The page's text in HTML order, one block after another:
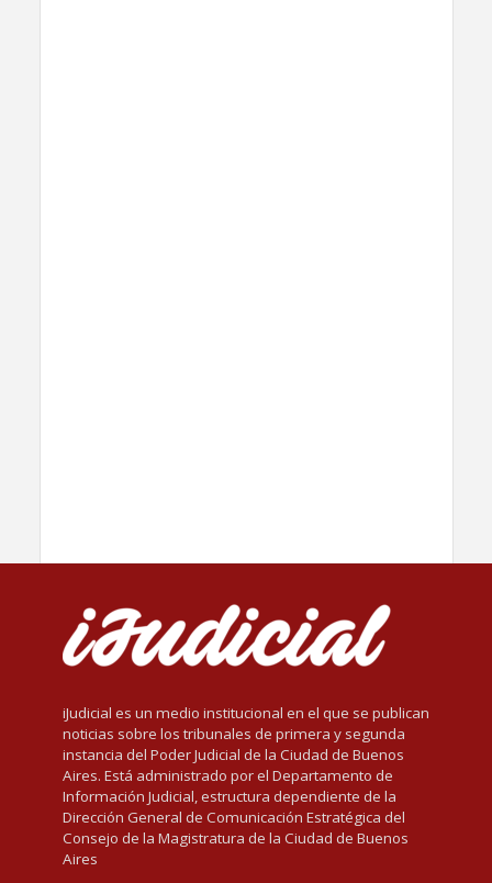
iJudicial es un medio institucional en el que se publican
noticias sobre los tribunales de primera y segunda
instancia del Poder Judicial de la Ciudad de Buenos
Aires. Está administrado por el Departamento de
Información Judicial, estructura dependiente de la
Dirección General de Comunicación Estratégica del
Consejo de la Magistratura de la Ciudad de Buenos
Aires